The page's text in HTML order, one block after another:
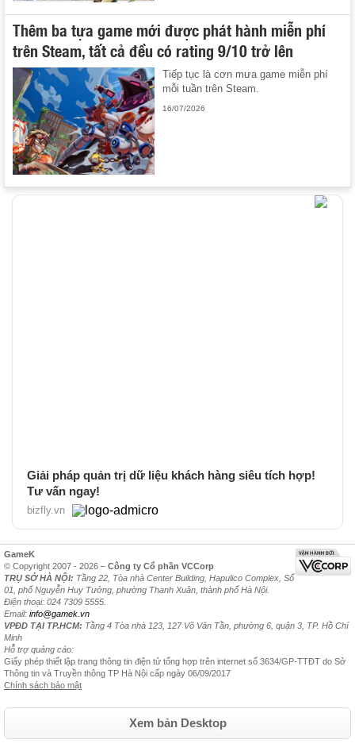
Thêm ba tựa game mới được phát hành miễn phí
trên Steam, tất cả đều có rating 9/10 trở lên
Tiếp tục là cơn mưa game miễn phí
mỗi tuần trên Steam.
16/07/2026
Giải pháp quản trị dữ liệu khách hàng siêu tích hợp!
Tư vấn ngay!
bizfly.vn
GameK
© Copyright 2007 - 2026 – Công ty Cổ phần VCCorp
TRỤ SỞ HÀ NỘI: Tầng 22, Tòa nhà Center Building, Hapulico Complex, Số
01, phố Nguyễn Huy Tưởng, phường Thanh Xuân, thành phố Hà Nội.
Điện thoại: 024 7309 5555.
Email: info@gamek.vn
VPĐD TẠI TP.HCM: Tầng 4 Tòa nhà 123, 127 Võ Văn Tần, phường 6, quận 3, TP. Hồ Chí
Minh
Hỗ trợ quảng cáo:
Giấy phép thiết lập trang thông tin điện tử tổng hợp trên internet số 3634/GP-TTĐT do Sở
Thông tin và Truyền thông TP Hà Nội cấp ngày 06/09/2017
Chính sách bảo mật
Xem bản Desktop